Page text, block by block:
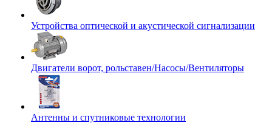
Устройства оптической и акустической сигнализации
Двигатели ворот, рольставен/Насосы/Вентиляторы
Антенны и спутниковые технологии